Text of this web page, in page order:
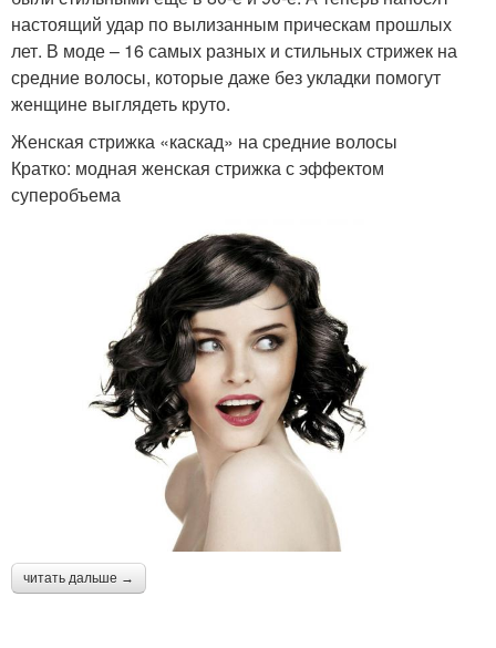
настоящий удар по вылизанным прическам прошлых
лет. В моде – 16 самых разных и стильных стрижек на
средние волосы, которые даже без укладки помогут
женщине выглядеть круто.
Женская стрижка «каскад» на средние волосы
Кратко: модная женская стрижка с эффектом
суперобъема
читать дальше →